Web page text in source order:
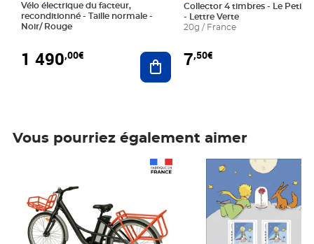
Vélo électrique du facteur,
reconditionné - Taille normale -
Noir/ Rouge
1 490,00€ Ajouter au panier
Collector 4 timbres - Le Petit
- Lettre Verte
20g / France
7,50€
Vous pourriez également aimer
Prix 7,50€